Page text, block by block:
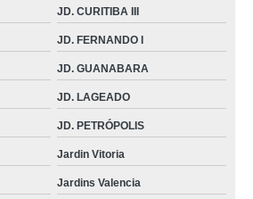
de joelho Center Ville
SETOR URIAS MAGALHÃES
de joelho Cristalina
joelho Anápolis
de Goiânia
preços Minaçu
JD. CURITIBA III
JD. FERNANDO I
JD. GUANABARA
JD. LAGEADO
JD. PETRÓPOLIS
Jardin Vitoria
Jardins Valencia